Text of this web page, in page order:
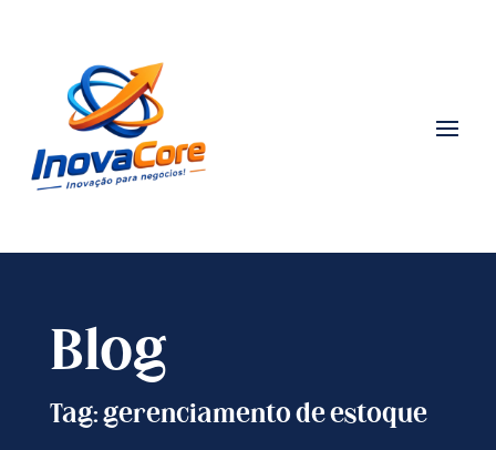
Blog
Tag: gerenciamento de estoque